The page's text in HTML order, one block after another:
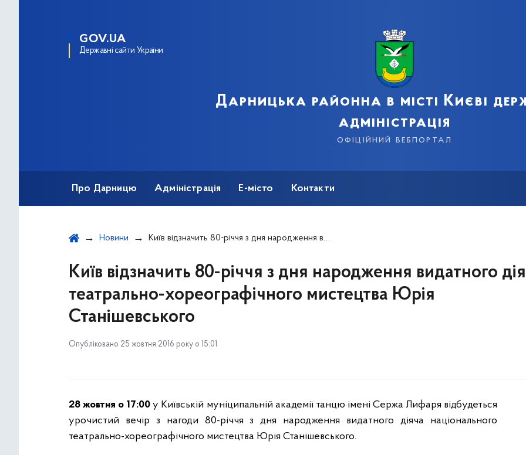
GOV.UA
Державні сайти України
Дарницька районна в місті Києві
адміністрація
офіційний вебпортал
Про Дарницю Адміністрація Е-місто Контакти
Новини Київ відзначить 80-річчя з дня народження видатного діяча театрально-хореографічного мистецтва Юрія Станішевського
Київ відзначить 80-річчя з дня народження видатного
театрально-хореографічного мистецтва Юрія
Станішевського
Опубліковано 25 жовтня 2016 року о 15:01
28 жовтня о 17:00 у Київській муніципальній академії танцю імені Сержа Лифаря відбудеться
урочистий вечір з нагоди 80-річчя з дня народження видатного діяча національного
театрально-хореографічного мистецтва Юрія Станішевського.